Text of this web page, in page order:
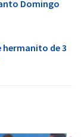
Domingo
hermanito de 3